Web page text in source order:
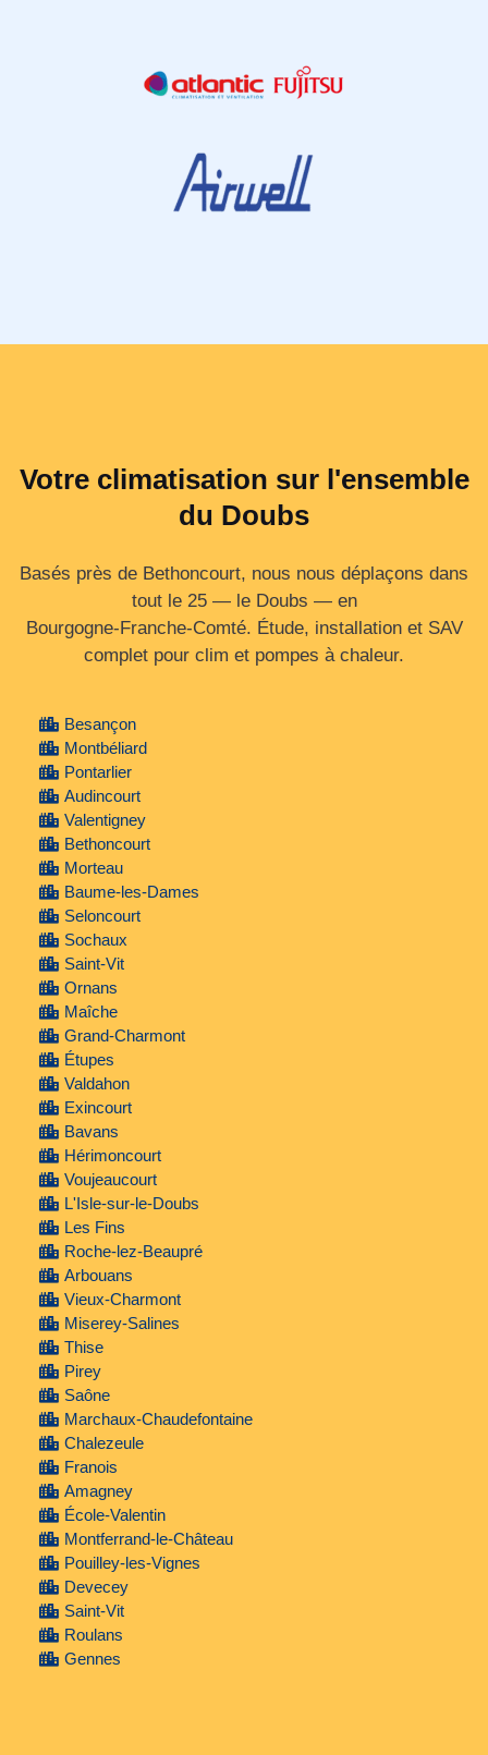
Votre climatisation sur l'ensemble
du Doubs
Basés près de Bethoncourt, nous nous déplaçons dans
tout le 25 — le Doubs — en
Bourgogne‑Franche‑Comté. Étude, installation et SAV
complet pour clim et pompes à chaleur.
Besançon
Montbéliard
Pontarlier
Audincourt
Valentigney
Bethoncourt
Morteau
Baume-les-Dames
Seloncourt
Sochaux
Saint-Vit
Ornans
Maîche
Grand-Charmont
Étupes
Valdahon
Exincourt
Bavans
Hérimoncourt
Voujeaucourt
L'Isle-sur-le-Doubs
Les Fins
Roche-lez-Beaupré
Arbouans
Vieux-Charmont
Miserey-Salines
Thise
Pirey
Saône
Marchaux-Chaudefontaine
Chalezeule
Franois
Amagney
École-Valentin
Montferrand-le-Château
Pouilley-les-Vignes
Devecey
Saint-Vit
Roulans
Gennes